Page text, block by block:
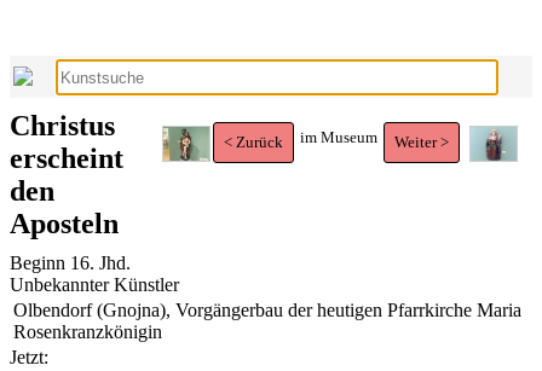
< Zurück im Museum Weiter >
Christus
erscheint
den
Aposteln
Beginn 16. Jhd.
Unbekannter Künstler
Olbendorf (Gnojna), Vorgängerbau der heutigen Pfarrkirche Maria
Rosenkranzkönigin
Jetzt: